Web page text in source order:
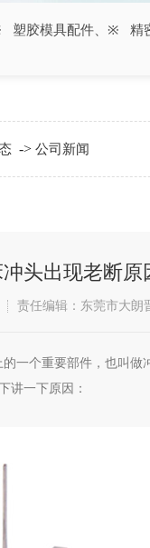
塑胶模具配件 精
-> 公司新闻
头出现老断原
责任编辑：东莞市大朗
的一个重要部件，也叫做
讲一下原因：